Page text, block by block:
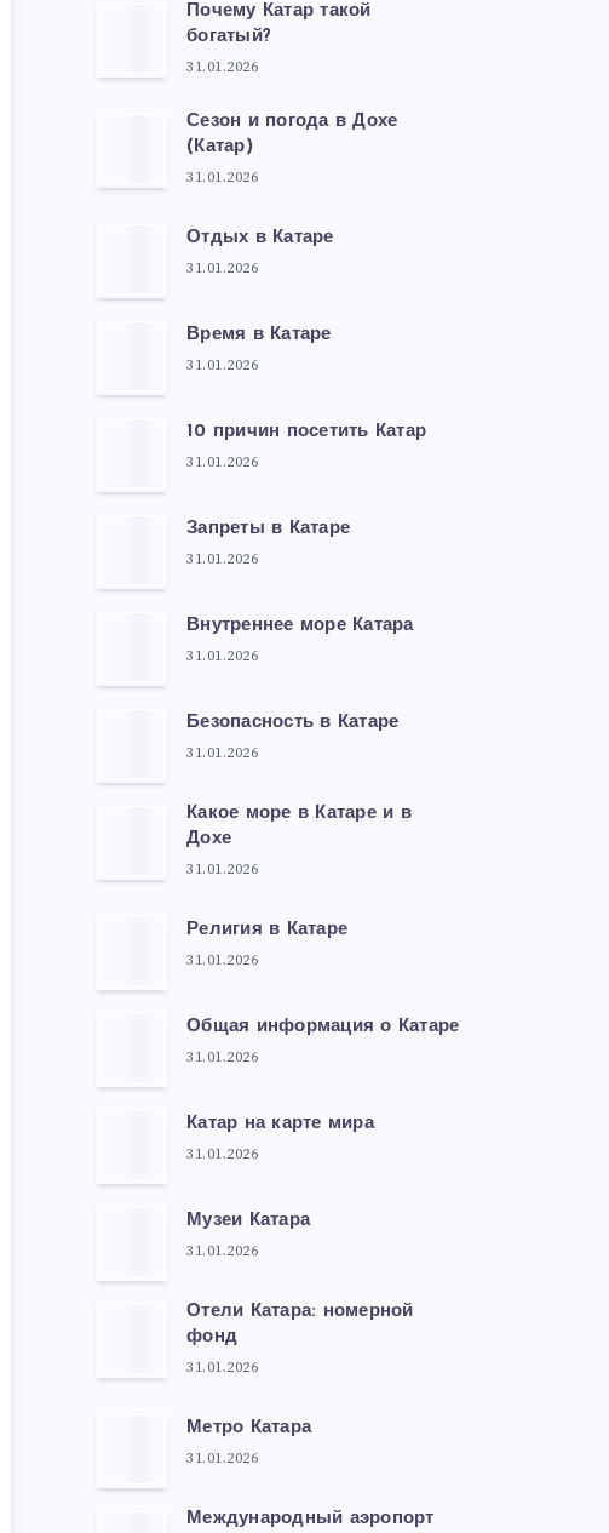
Почему Катар такой
богатый?
31.01.2026
Сезон и погода в Дохе
(Катар)
31.01.2026
Отдых в Катаре
31.01.2026
Время в Катаре
31.01.2026
10 причин посетить Катар
31.01.2026
Запреты в Катаре
31.01.2026
Внутреннее море Катара
31.01.2026
Безопасность в Катаре
31.01.2026
Какое море в Катаре и в
Дохе
31.01.2026
Религия в Катаре
31.01.2026
Общая информация о Катаре
31.01.2026
Катар на карте мира
31.01.2026
Музеи Катара
31.01.2026
Отели Катара: номерной
фонд
31.01.2026
Метро Катара
31.01.2026
Международный аэропорт